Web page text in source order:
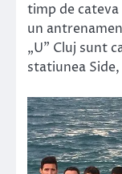
timp de
un
„U” Cluj sunt
statiunea